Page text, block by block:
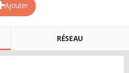
Ajouter
RÉSEAU